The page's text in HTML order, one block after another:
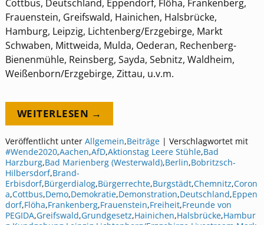
Cottbus, Deutschland, Eppendorf, Flöha, Frankenberg,
Frauenstein, Greifswald, Hainichen, Halsbrücke,
Hamburg, Leipzig, Lichtenberg/Erzgebirge, Markt
Schwaben, Mittweida, Mulda, Oederan, Rechenberg-
Bienenmühle, Reinsberg, Sayda, Sebnitz, Waldheim,
Weißenborn/Erzgebirge, Zittau, u.v.m.
WEITERLESEN →
Veröffentlicht unter Allgemein,Beiträge| Verschlagwortet mit
#Wende2020,Aachen,AfD,Aktionstag Leere Stühle,Bad
Harzburg,Bad Marienberg (Westerwald),Berlin,Bobritzsch-
Hilbersdorf,Brand-
Erbisdorf,Bürgerdialog,Bürgerrechte,Burgstädt,Chemnitz,Coron
a,Cottbus,Demo,Demokratie,Demonstration,Deutschland,Eppen
dorf,Flöha,Frankenberg,Frauenstein,Freiheit,Freunde von
PEGIDA,Greifswald,Grundgesetz,Hainichen,Halsbrücke,Hambur